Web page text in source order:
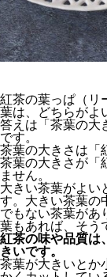
紅茶の葉っぱ（リ
葉は、どちらがよ
答えは「茶葉の大
です。
茶葉の大きさは「
茶葉の大きさが「
ません。
大きい茶葉がよい
す。大きい茶葉の
でもない茶葉があ
葉もあれば、そう
紅茶の味や品質は
きいです。
茶葉が大きいとか